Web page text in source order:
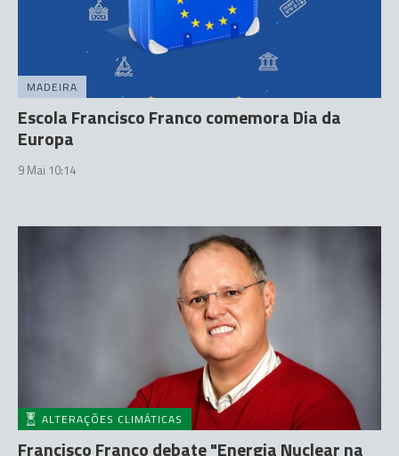
MADEIRA
Escola Francisco Franco comemora Dia da
Europa
9 Mai 10:14
ALTERAÇÕES CLIMÁTICAS
Francisco Franco debate "Energia Nuclear na